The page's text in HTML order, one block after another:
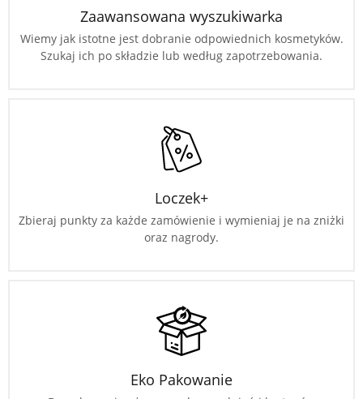
Zaawansowana wyszukiwarka
Wiemy jak istotne jest dobranie odpowiednich kosmetyków.
Szukaj ich po składzie lub według zapotrzebowania.
Loczek+
Zbieraj punkty za każde zamówienie i wymieniaj je na zniżki
oraz nagrody.
Eko Pakowanie